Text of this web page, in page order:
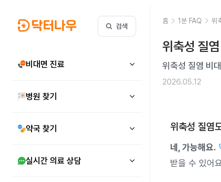
검색
비대면 진료
병원 찾기
약국 찾기
실시간 의료 상담
홈 1분 FAQ 위
위축성 질
위축성 질염 비
2026.05.12
위축성 질염
네, 가능해요.
받을 수 있어